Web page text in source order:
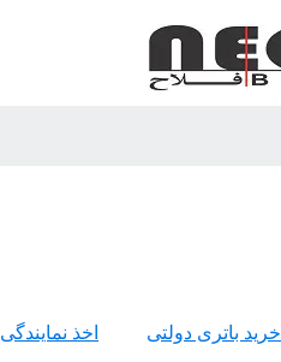
خرید باتری دولتی اخذ نمایندگی